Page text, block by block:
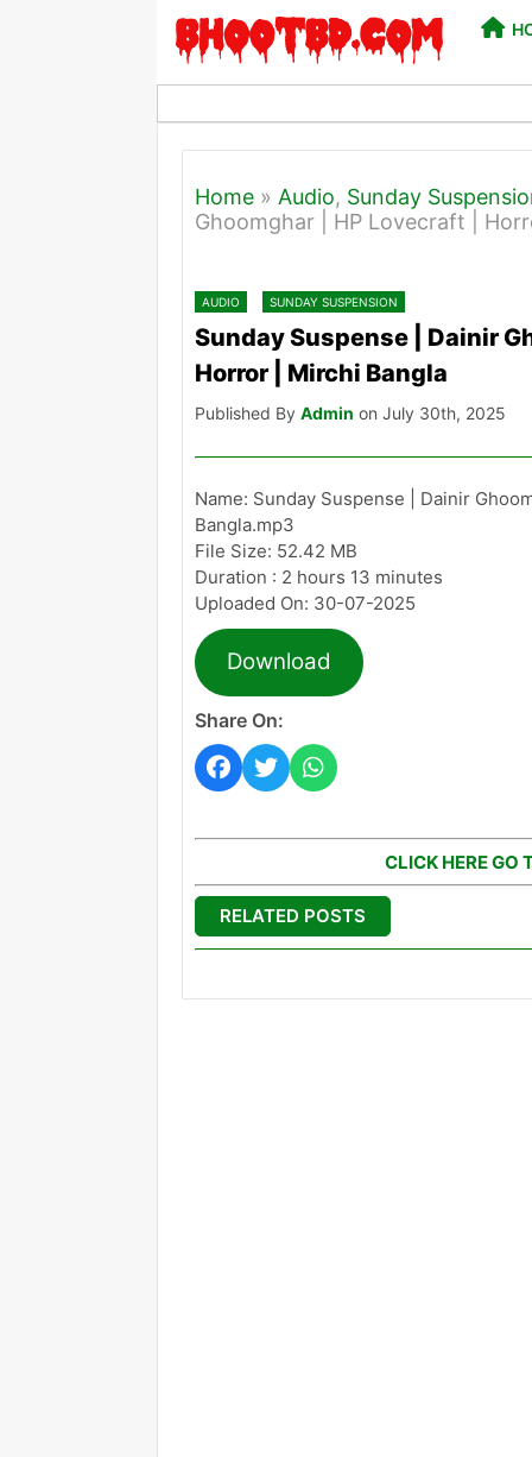
Home » Audio, Sunday
Ghoomghar | HP Lovecraft |
AUDIO SUNDAY SUSPENSION
Sunday Suspense | Dainir
Horror | Mirchi Bangla
Published By Admin on July 30th, 2025
Name: Sunday Suspense | Dainir
Bangla.mp3
File Size: 52.42 MB
Duration : 2 hours 13 minutes
Uploaded On: 30-07-2025
Download
Share On:
CLICK HERE GO
RELATED POSTS